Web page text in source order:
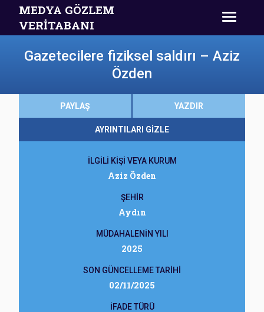
MEDYA GÖZLEM
VERİTABANI
Gazetecilere fiziksel saldırı – Aziz
Özden
PAYLAŞ YAZDIR
AYRINTILARI GİZLE
İLGİLİ KİŞİ VEYA KURUM
Aziz Özden
ŞEHİR
Aydın
MÜDAHALENİN YILI
2025
SON GÜNCELLEME TARİHİ
02/11/2025
İFADE TÜRÜ